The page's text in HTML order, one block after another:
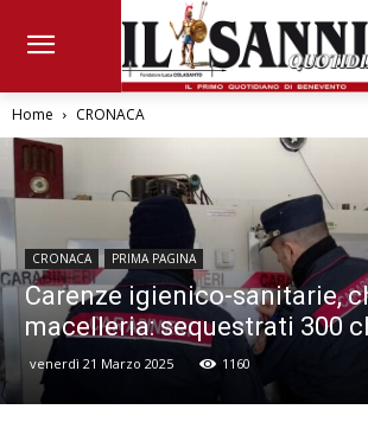
Home CRONACA
CRONACA PRIMA PAGINA
Carenze igienico-sanitarie,
macelleria: sequestrati 300
venerdì 21 Marzo 2025 1160